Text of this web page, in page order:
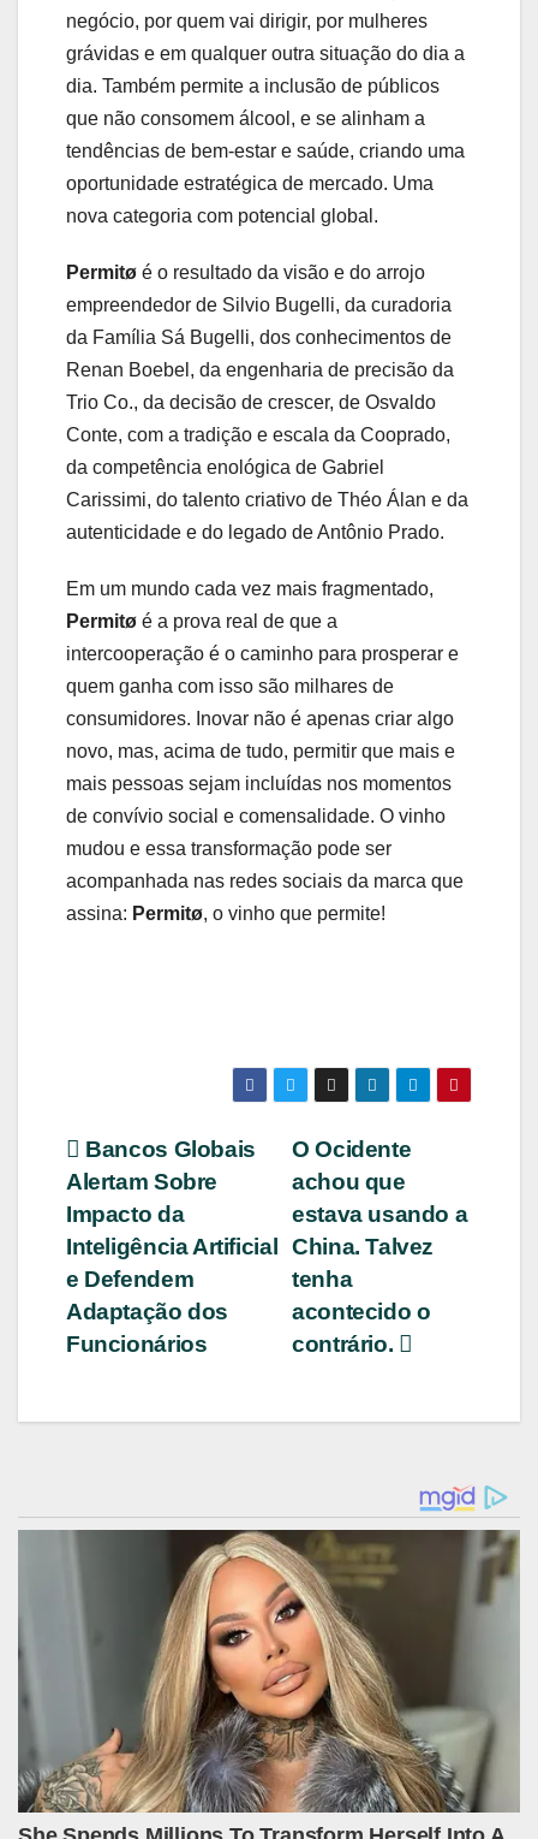
negócio, por quem vai dirigir, por mulheres
grávidas e em qualquer outra situação do dia a
dia. Também permite a inclusão de públicos
que não consomem álcool, e se alinham a
tendências de bem-estar e saúde, criando uma
oportunidade estratégica de mercado. Uma
nova categoria com potencial global.
Permitø é o resultado da visão e do arrojo
empreendedor de Silvio Bugelli, da curadoria
da Família Sá Bugelli, dos conhecimentos de
Renan Boebel, da engenharia de precisão da
Trio Co., da decisão de crescer, de Osvaldo
Conte, com a tradição e escala da Cooprado,
da competência enológica de Gabriel
Carissimi, do talento criativo de Théo Álan e da
autenticidade e do legado de Antônio Prado.
Em um mundo cada vez mais fragmentado,
Permitø é a prova real de que a
intercooperação é o caminho para prosperar e
quem ganha com isso são milhares de
consumidores. Inovar não é apenas criar algo
novo, mas, acima de tudo, permitir que mais e
mais pessoas sejam incluídas nos momentos
de convívio social e comensalidade. O vinho
mudou e essa transformação pode ser
acompanhada nas redes sociais da marca que
assina: Permitø, o vinho que permite!
Navegação
de
Post
O Ocidente
achou que
estava usando a
China. Talvez
tenha
acontecido o
contrário.
Bancos Globais
Alertam Sobre
Impacto da
Inteligência Artificial
e Defendem
Adaptação dos
Funcionários